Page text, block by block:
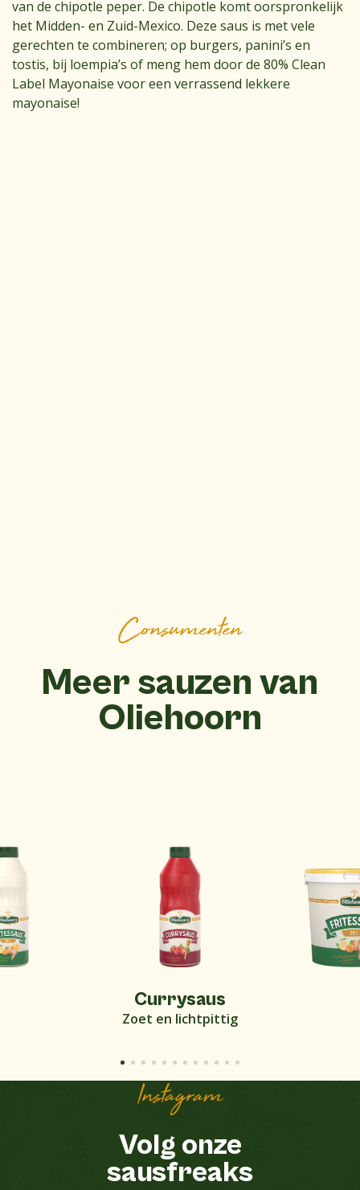
van de chipotle peper. De chipotle komt oorspronkelijk
het Midden- en Zuid-Mexico. Deze saus is met vele
gerechten te combineren; op burgers, panini’s en
tostis, bij loempia’s of meng hem door de 80% Clean
Label Mayonaise voor een verrassend lekkere
mayonaise!
Consumenten
Meer sauzen van
Oliehoorn
Currysaus
Zoet en lichtpittig
Instagram
Volg onze
sausfreaks